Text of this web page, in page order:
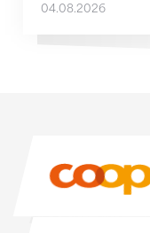
04.08.2026